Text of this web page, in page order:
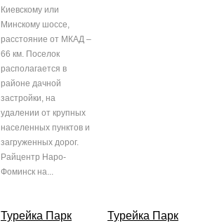
Киевскому или
Минскому шоссе,
расстояние от МКАД –
66 км. Поселок
располагается в
районе дачной
застройки, на
удалении от крупных
населенных пунктов и
загруженных дорог.
Райцентр Наро-
Фоминск на...
Турейка Парк Турейка Парк